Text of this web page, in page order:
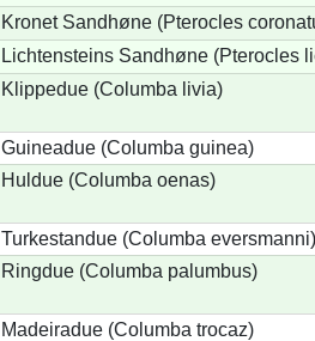
Kronet Sandhøne (Pterocles
Lichtensteins Sandhøne (Pterocles
Klippedue (Columba livia)
Guineadue (Columba guinea)
Huldue (Columba oenas)
Turkestandue (Columba eversmanni)
Ringdue (Columba palumbus)
Madeiradue (Columba trocaz)